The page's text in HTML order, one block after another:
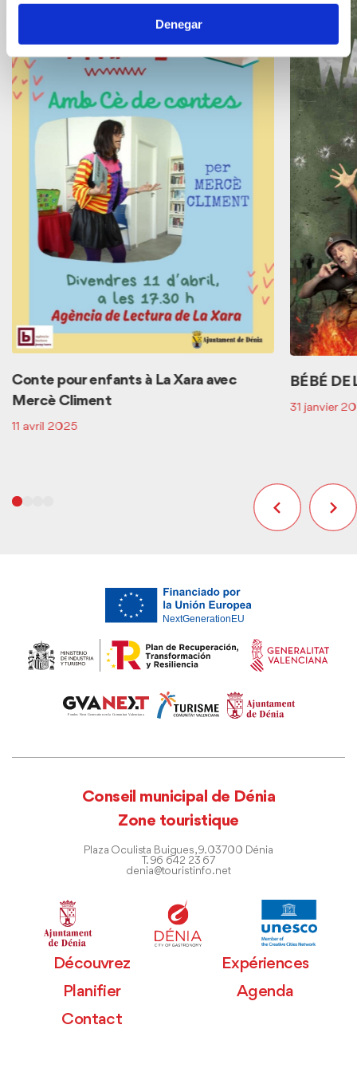
Denegar
Conte pour enfants à La Xara avec
Mercè Climent
11 avril 2025
BÉBÉ DE
31 janvier
Conseil municipal de Dénia
Zone touristique
Plaza Oculista Buigues, 9. 03700 Dénia
T. 96 642 23 67
denia@touristinfo.net
Découvrez
Expériences
Planifier
Agenda
Contact